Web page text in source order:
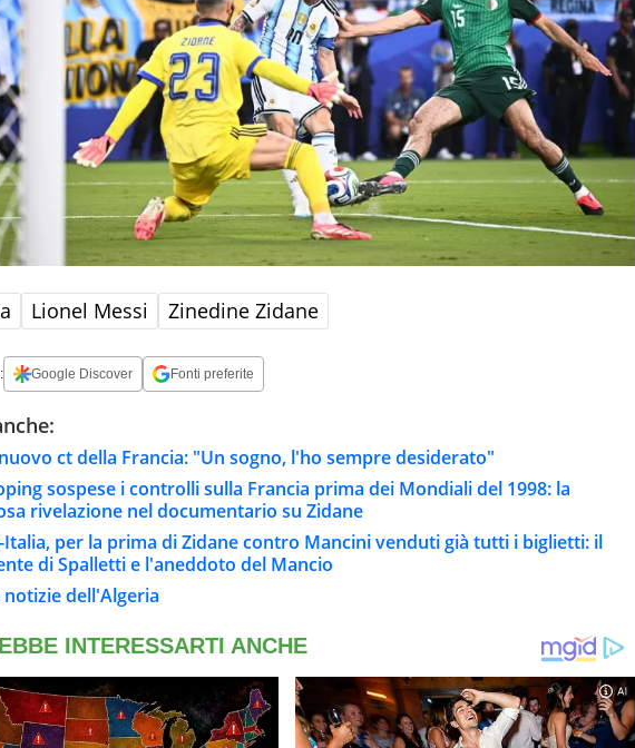
Lionel Messi Zinedine Zidane
Google Discover Fonti preferite
ct della Francia: "Un sogno, l'ho sempre desiderato"
sospese i controlli sulla Francia prima dei Mondiali del 1998: la
rivelazione nel documentario su Zidane
Italia, per la prima di Zidane contro Mancini venduti già tutti i biglietti: il
di Spalletti e l'aneddoto del Mancio
dell'Algeria